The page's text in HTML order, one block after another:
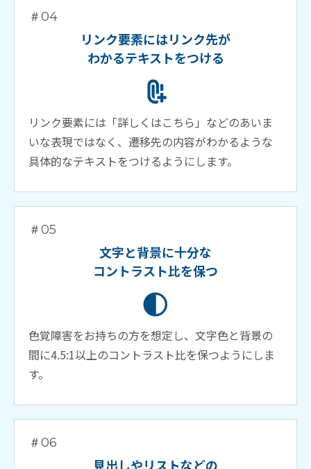
＃04
リンク要素にはリンク先が
わかるテキストをつける
リンク要素には「詳しくはこちら」などのあいま
いな表現ではなく、遷移先の内容がわかるような
具体的なテキストをつけるようにします。
＃05
文字と背景に十分な
コントラスト比を保つ
色覚障害をお持ちの方を想定し、文字色と背景の
間に4.5:1以上のコントラスト比を保つようにしま
す。
＃06
見出しやリストなどの